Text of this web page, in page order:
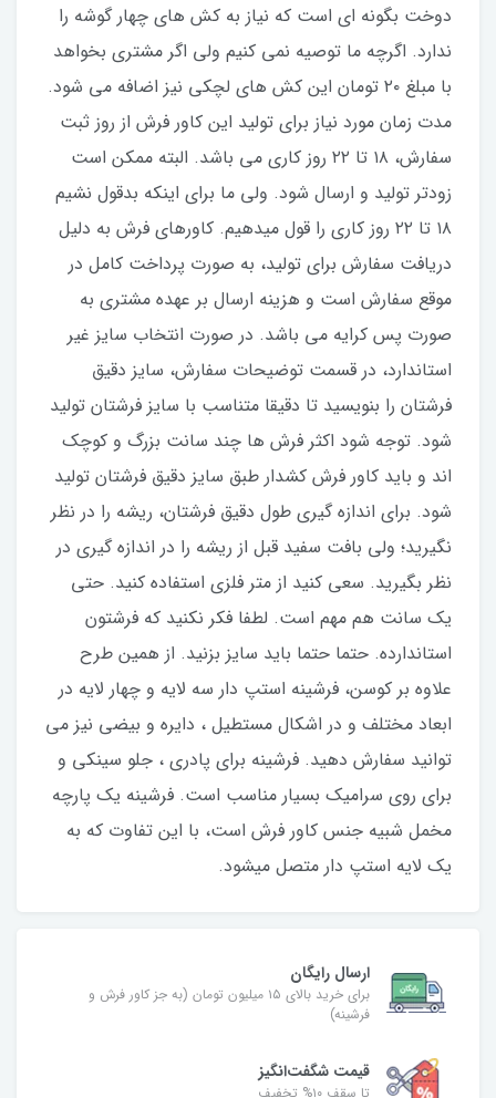
دوخت بگونه ای است که نیاز به کش های چهار گوشه را
ندارد. اگرچه ما توصیه نمی کنیم ولی اگر مشتری بخواهد
با مبلغ ۲۰ تومان این کش های لچکی نیز اضافه می شود.
مدت زمان مورد نیاز برای تولید این کاور فرش از روز ثبت
سفارش، ۱۸ تا ۲۲ روز کاری می باشد. البته ممکن است
زودتر تولید و ارسال شود. ولی ما برای اینکه بدقول نشیم
۱۸ تا ۲۲ روز کاری را قول میدهیم. کاورهای فرش به دلیل
دریافت سفارش برای تولید، به صورت پرداخت کامل در
موقع سفارش است و هزینه ارسال بر عهده مشتری به
صورت پس کرایه می باشد. در صورت انتخاب سایز غیر
استاندارد، در قسمت توضیحات سفارش، سایز دقیق
فرشتان را بنویسید تا دقیقا متناسب با سایز فرشتان تولید
شود. توجه شود اکثر فرش ها چند سانت بزرگ و کوچک
اند و باید کاور فرش کشدار طبق سایز دقیق فرشتان تولید
شود. برای اندازه گیری طول دقیق فرشتان، ریشه را در نظر
نگیرید؛ ولی بافت سفید قبل از ریشه را در اندازه گیری در
نظر بگیرید. سعی کنید از متر فلزی استفاده کنید. حتی
یک سانت هم مهم است. لطفا فکر نکنید که فرشتون
استاندارده. حتما حتما باید سایز بزنید. از همین طرح
علاوه بر کوسن، فرشینه استپ دار سه لایه و چهار لایه در
ابعاد مختلف و در اشکال مستطیل ، دایره و بیضی نیز می
توانید سفارش دهید. فرشینه برای پادری ، جلو سینکی و
برای روی سرامیک بسیار مناسب است. فرشینه یک پارچه
مخمل شبیه جنس کاور فرش است، با این تفاوت که به
یک لایه استپ دار متصل میشود.
ارسال رایگان
برای خرید بالای ۱۵ میلیون تومان (به جز کاور فرش و
فرشینه)
قیمت شگفت‌انگیز
تا سقف ۱۰% تخفیف